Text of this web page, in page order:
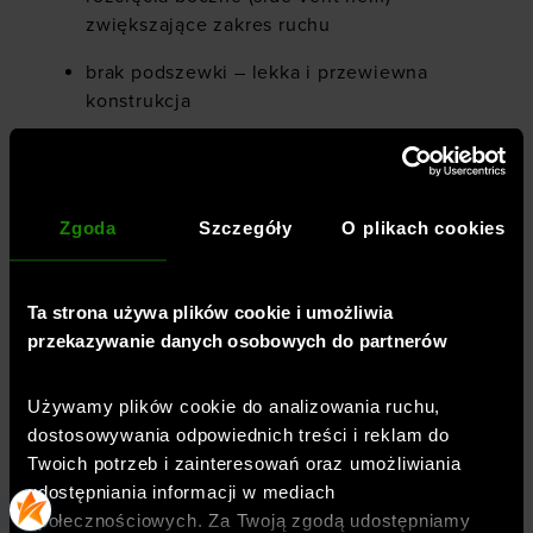
Zgoda Szczegóły O plikach cookies
Ta strona używa plików cookie i umożliwia
przekazywanie danych osobowych do partnerów
Używamy plików cookie do analizowania ruchu,
dostosowywania odpowiednich treści i reklam do
Twoich potrzeb i zainteresowań oraz umożliwiania
udostępniania informacji w mediach
społecznościowych. Za Twoją zgodą udostępniamy
zwiększające zakres ruchu
brak podszewki – lekka i przewiewna
konstrukcja
wewnętrzna długość nogawki: 15,2 cm (6”)
Płeć: mężczyzna
Przeznaczenie: fitness / trening
Marka: Under Armour
Materiał dominujący: materiał syntetyczny
Kolekcja: UA Vanish
Materiał główny: 100% poliester